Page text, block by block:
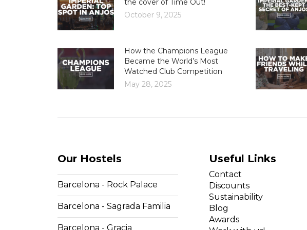
the cover of Time Out!
October 9, 2025
How the Champions League
Became the World’s Most
Watched Club Competition
May 28, 2025
Our Hostels
Barcelona - Rock Palace
Barcelona - Sagrada Familia
Barcelona - Gracia
Useful Links
Contact
Discounts
Sustainability
Blog
Awards